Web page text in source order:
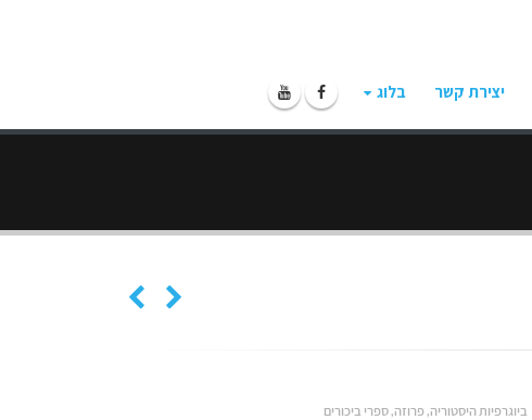
יצירת קשר בלוג
ביוגרפיות היסטוריה,פרוזה,ספרי ביכורים